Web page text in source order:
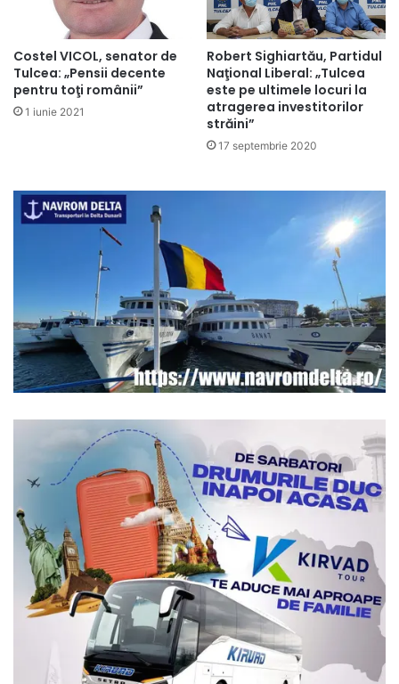
Costel VICOL, senator de
Tulcea: „Pensii decente
pentru toţi românii”
1 iunie 2021
Robert Sighiartău, Partidul
Naţional Liberal: „Tulcea
este pe ultimele locuri la
atragerea investitorilor
străini”
17 septembrie 2020